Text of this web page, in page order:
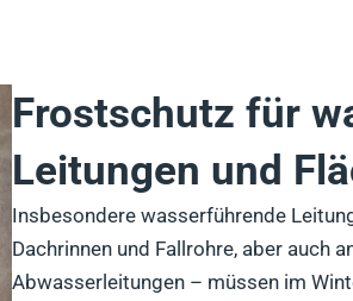
Frostschutz für
Leitungen und
Insbesondere wasserführende
Dachrinnen und Fallrohre, aber auch
Abwasserleitungen – müssen im